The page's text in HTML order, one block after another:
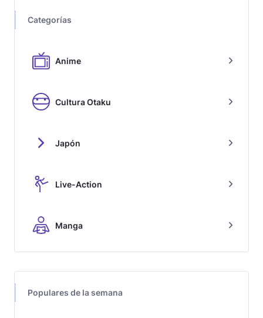
Categorías
Anime
Cultura Otaku
Japón
Live-Action
Manga
Populares de la semana